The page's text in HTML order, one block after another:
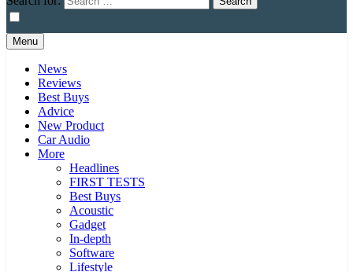
Menu
News
Reviews
Best Buys
Advice
New Product
Car Audio
More
Headlines
FIRST TESTS
Best Buys
Acoustic
Gadget
In-depth
Software
Lifestyle